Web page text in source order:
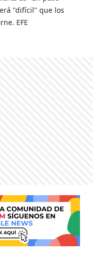
"difícil" que los
EFE